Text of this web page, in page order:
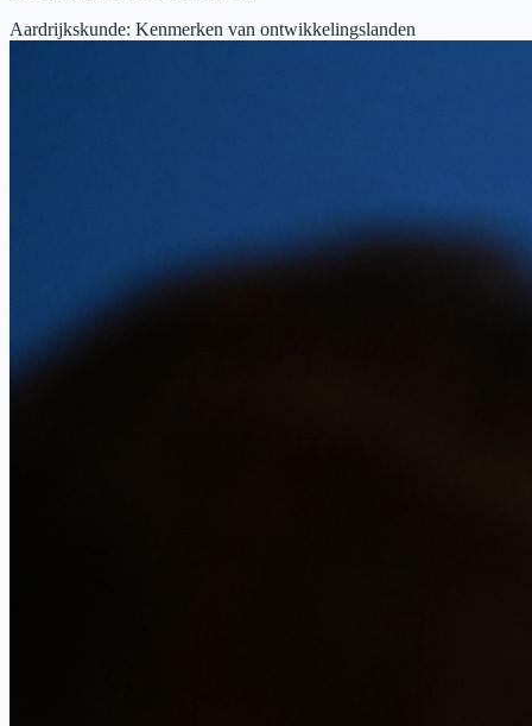
Aardrijkskunde: Kenmerken van ontwikkelingslanden